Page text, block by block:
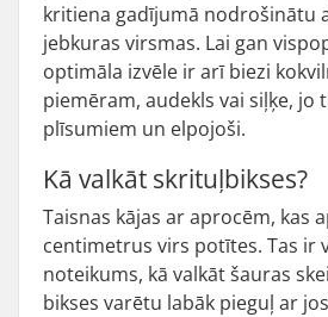
kritiena gadījumā nodrošinātu
jebkuras virsmas. Lai gan
optimāla izvēle ir arī biezi
piemēram, audekls vai siļķe,
plīsumiem un elpojoši.
Kā valkāt skrituļbikses?
Taisnas kājas ar aprocēm, kas
centimetrus virs potītes. Tas ir
noteikums, kā valkāt šauras
bikses varētu labāk pieguļ ar